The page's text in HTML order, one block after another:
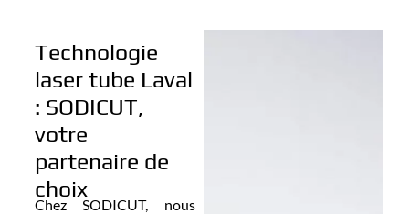
Technologie
laser tube Laval
: SODICUT,
votre
partenaire de
choix
Chez SODICUT, nous